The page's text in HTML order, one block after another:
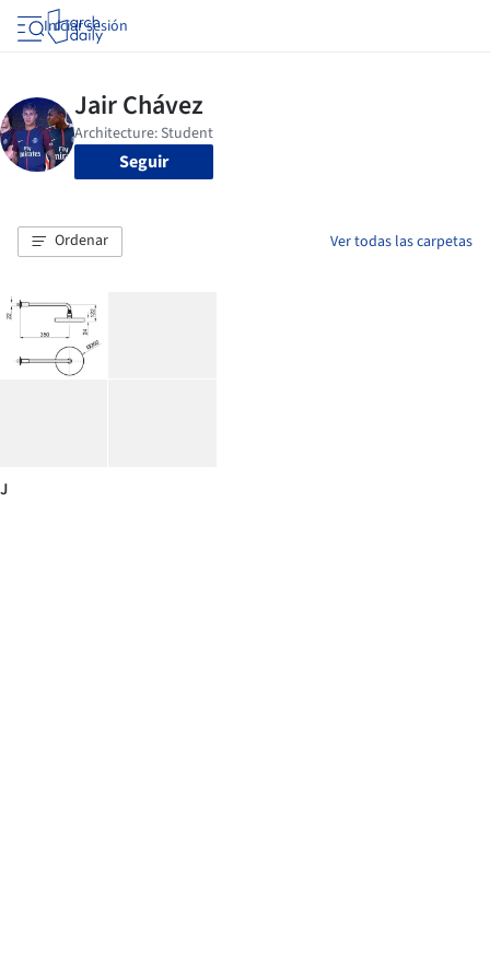
Iniciar sesión
Seguir
Ordenar Ver todas las carpetas
J